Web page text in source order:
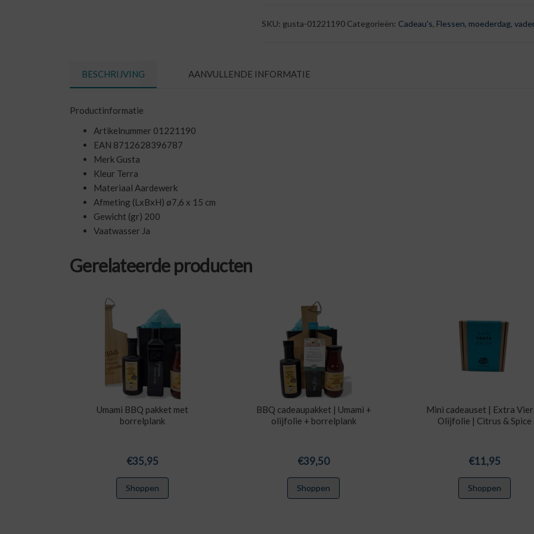
-
SKU: gusta-01221190 Categorieën: Cadeau's, Flessen, moederdag,
BESCHRIJVING AANVULLENDE INFORMATIE
Productinformatie
Artikelnummer 01221190
EAN 8712628396787
Merk Gusta
Kleur Terra
Materiaal Aardewerk
Afmeting (LxBxH) ø7,6 x 15 cm
Gewicht (gr) 200
Vaatwasser Ja
Gerelateerde producten
Umami BBQ pakket met
borrelplank
€35,95
Shoppen
BBQ cadeaupakket | Umami +
olijfolie + borrelplank
€39,50
Shoppen
Mini cadeauset | Extra
Olijfolie | Citrus & Spice
€11,95
Shoppen